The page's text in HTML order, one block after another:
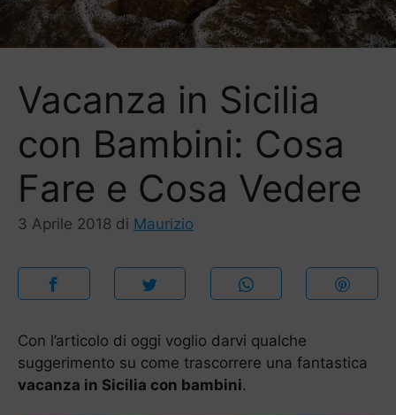
Vacanza in Sicilia
con Bambini: Cosa
Fare e Cosa Vedere
3 Aprile 2018 di Maurizio
Con l’articolo di oggi voglio darvi qualche
suggerimento su come trascorrere una fantastica
vacanza in Sicilia con bambini.